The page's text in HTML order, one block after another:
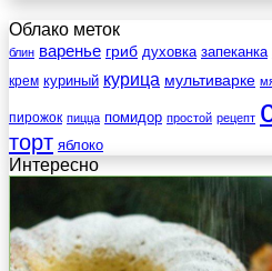
Облако меток
блин варенье гриб духовка запеканка
крем куриный курица мультиварке
пирожок пицца помидор простой рецепт
торт яблоко
Интересно